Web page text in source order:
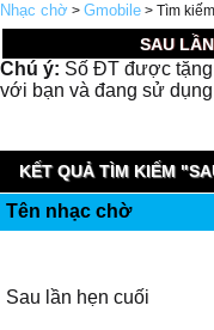
Nhạc chờ > Gmobile > Tìm kiếm
SAU
Chú ý: Số ĐT được
với bạn và đang sử
KẾT QUẢ TÌM KIẾM
Tên nhạc chờ
Sau lần hẹn cuối